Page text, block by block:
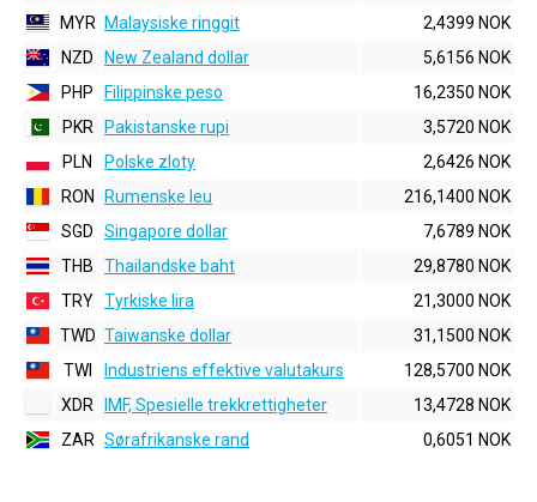
MYR
Malaysiske ringgit
2,4399 NOK
NZD
New Zealand dollar
5,6156 NOK
PHP
Filippinske peso
16,2350 NOK
PKR
Pakistanske rupi
3,5720 NOK
PLN
Polske zloty
2,6426 NOK
RON
Rumenske leu
216,1400 NOK
SGD
Singapore dollar
7,6789 NOK
THB
Thailandske baht
29,8780 NOK
TRY Tyrkiske lira
21,3000 NOK
TWD Taiwanske dollar
31,1500 NOK
TWI
Industriens effektive valutakurs
128,5700 NOK
XDR
IMF, Spesielle trekkrettigheter
13,4728 NOK
ZAR Sørafrikanske rand 0,6051 NOK